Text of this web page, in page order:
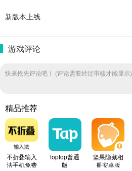
新版本上线
游戏评论
快来抢先评论吧！ (评论需要经过审核才能显示)
精品推荐
不折叠输入
法手机免费
toptop普通
版
坚果隐藏相
册安卓版